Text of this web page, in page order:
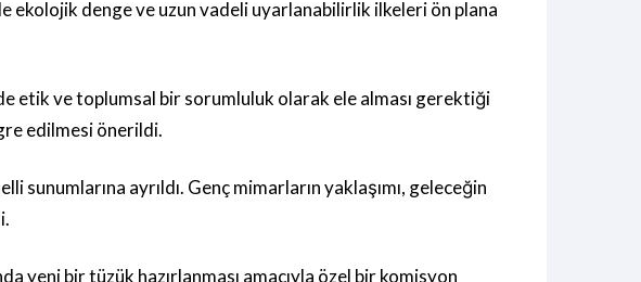
denge ve uzun vadeli uyarlanabilirlik ilkeleri ön plana
etik ve toplumsal bir sorumluluk olarak ele alması gerektiği
edilmesi önerildi.
ayrıldı. Genç mimarların yaklaşımı, geleceğin
bir tüzük hazırlanması amacıyla özel bir komisyon